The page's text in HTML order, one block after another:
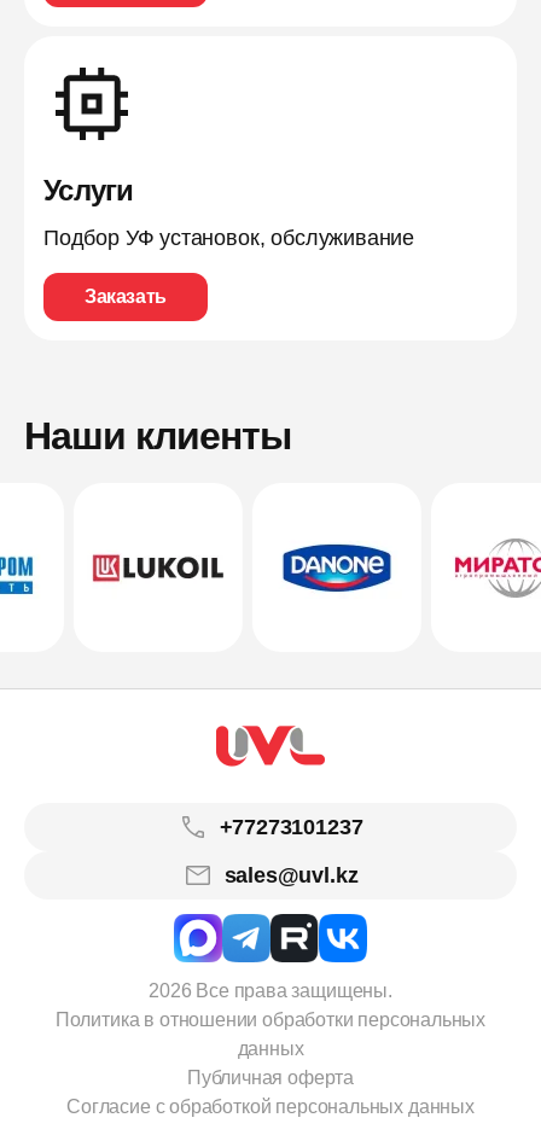
Услуги
Подбор УФ установок, обслуживание
Заказать
Наши клиенты
+77273101237
sales@uvl.kz
2026 Все права защищены.
Политика в отношении обработки персональных
данных
Публичная оферта
Согласие с обработкой персональных данных